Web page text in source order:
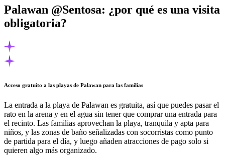
Palawan @Sentosa: ¿por qué es una visita
obligatoria?
Acceso gratuito a las playas de Palawan para las familias
La entrada a la playa de Palawan es gratuita, así que puedes pasar el
rato en la arena y en el agua sin tener que comprar una entrada para
el recinto. Las familias aprovechan la playa, tranquila y apta para
niños, y las zonas de baño señalizadas con socorristas como punto
de partida para el día, y luego añaden atracciones de pago solo si
quieren algo más organizado.